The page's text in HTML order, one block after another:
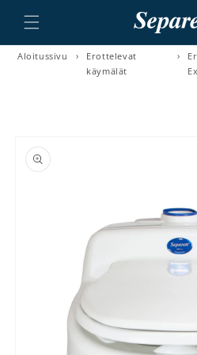
ja siirry sisältöön
Aloitussivu ›
Erottelevat
käymälät
›